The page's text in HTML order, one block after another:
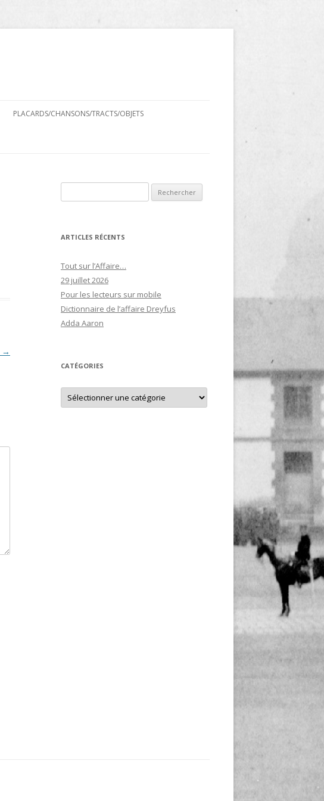
PLACARDS/CHANSONS/TRACTS/OBJETS
→
ARTICLES RÉCENTS
Tout sur l’Affaire…
29 juillet 2026
Pour les lecteurs sur mobile
Dictionnaire de l’affaire Dreyfus
Adda Aaron
CATÉGORIES
Catégories